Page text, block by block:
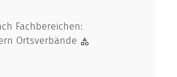
Fachbereichen:
Ortsverbände